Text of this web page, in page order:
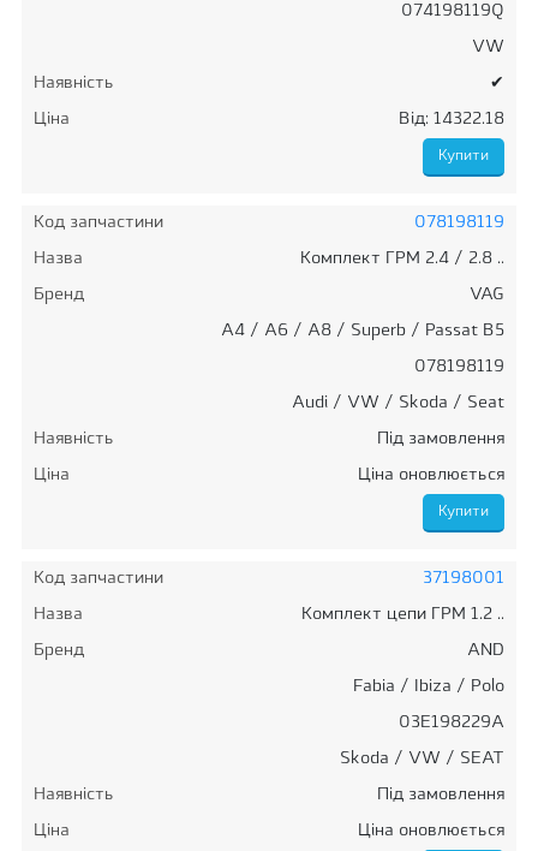
074198119Q
VW
Наявність
✔
Ціна
Від: 14322.18
Код запчастини
078198119
Назва
Комплект ГРМ 2.4 / 2.8 ..
Бренд
VAG
A4 / A6 / A8 / Superb / Passat B5
078198119
Audi / VW / Skoda / Seat
Наявність
Під замовлення
Ціна
Ціна оновлюється
Код запчастини
37198001
Назва
Комплект цепи ГРМ 1.2 ..
Бренд
AND
Fabia / Ibiza / Polo
03E198229A
Skoda / VW / SEAT
Наявність
Під замовлення
Ціна
Ціна оновлюється